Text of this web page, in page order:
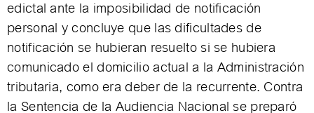
edictal ante la imposibilidad de notificación
personal y concluye que las dificultades de
notificación se hubieran resuelto si se hubiera
comunicado el domicilio actual a la Administración
tributaria, como era deber de la recurrente. Contra
la Sentencia de la Audiencia Nacional se preparó